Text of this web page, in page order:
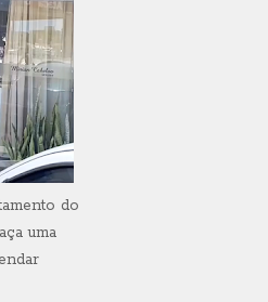
do
uma